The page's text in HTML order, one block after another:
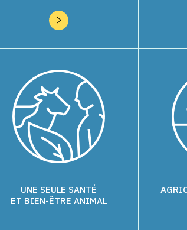
UNE SEULE SANTÉ
ET BIEN-ÊTRE ANIMAL